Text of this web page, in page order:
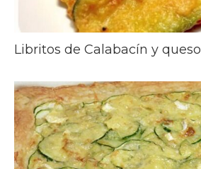
Libritos de Calabacín y queso